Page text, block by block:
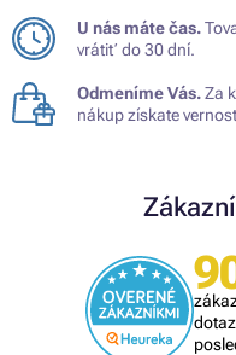
U nás máte čas.
vrátiť do 30 dní.
Odmeníme Vás.Za
nákup získate